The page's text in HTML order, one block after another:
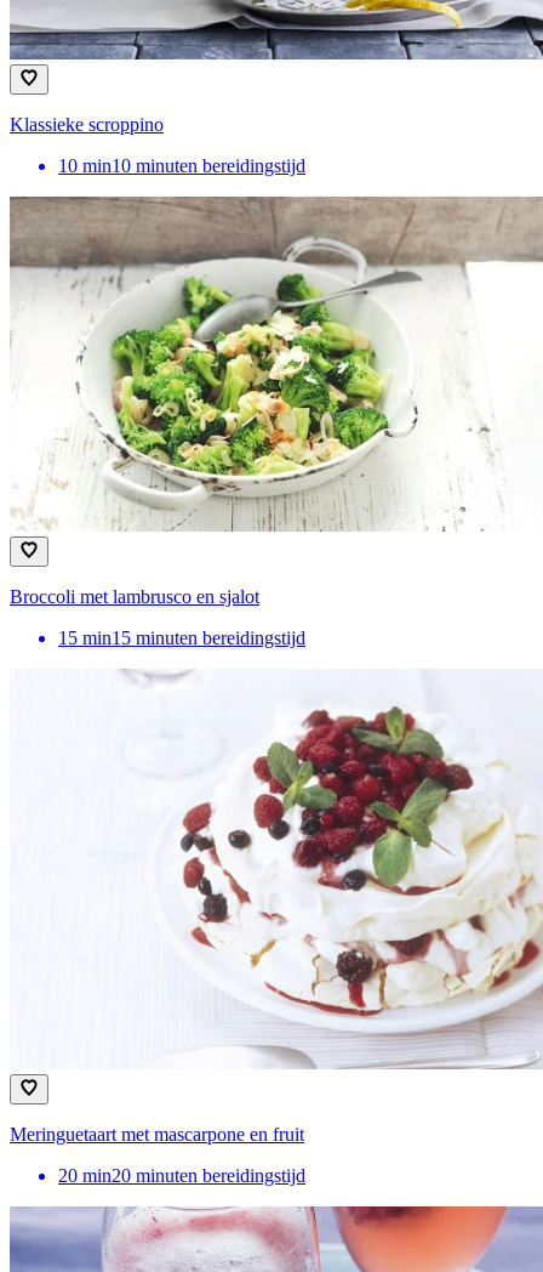
Klassieke scroppino
10 min10 minuten bereidingstijd
Broccoli met lambrusco en sjalot
15 min15 minuten bereidingstijd
Meringuetaart met mascarpone en fruit
20 min20 minuten bereidingstijd